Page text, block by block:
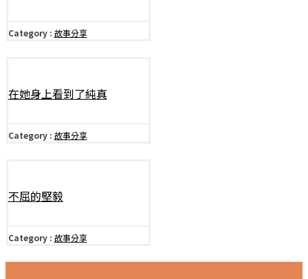
Category : 故事分享
在她身上看到了純真
Category : 故事分享
不屈的堅毅
Category : 故事分享